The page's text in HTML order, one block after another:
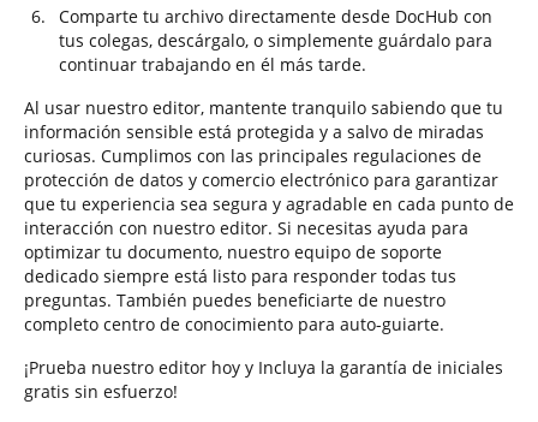
Comparte tu archivo directamente desde DocHub con
tus colegas, descárgalo, o simplemente guárdalo para
continuar trabajando en él más tarde.
Al usar nuestro editor, mantente tranquilo sabiendo que tu
información sensible está protegida y a salvo de miradas
curiosas. Cumplimos con las principales regulaciones de
protección de datos y comercio electrónico para garantizar
que tu experiencia sea segura y agradable en cada punto de
interacción con nuestro editor. Si necesitas ayuda para
optimizar tu documento, nuestro equipo de soporte
dedicado siempre está listo para responder todas tus
preguntas. También puedes beneficiarte de nuestro
completo centro de conocimiento para auto-guiarte.
¡Prueba nuestro editor hoy y Incluya la garantía de iniciales
gratis sin esfuerzo!